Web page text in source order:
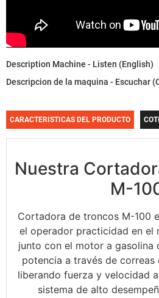
Description Machine - Listen (English)
Descripcion de la maquina - Escuchar
CARACTERISTICAS DEL PRODUCTO
Nuestra
M-
Cortadora de troncos M-100
el operador practicidad en el
junto con el motor a gasolina
potencia a través de correas
liberando fuerza y velocidad
sistema de alto